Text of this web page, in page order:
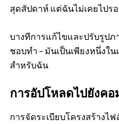
สุดสัปดาห์ แต่ฉันไม่เคยไปรอ
บางทีการแก้ไขและปรับรูป
ชอบทำ – มันเป็นเพียงหนึ่งใ
สำหรับฉัน
การอัปโหลดไปยังคอ
การจัดระเบียบโครงสร้างไ